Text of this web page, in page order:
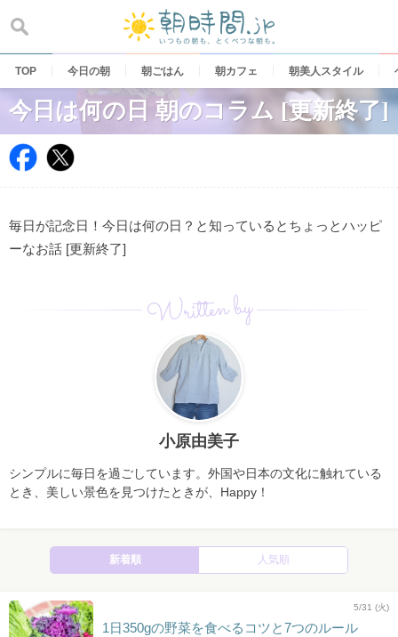
content
TOP 今日の朝 朝ごはん 朝カフェ 朝美人スタイル
今日は何の日 朝のコラム [更新終了]
毎日が記念日！今日は何の日？と知っているとちょっとハッピ
ーなお話 [更新終了]
Written by
小原由美子
シンプルに毎日を過ごしています。外国や日本の文化に触れている
とき、美しい景色を見つけたときが、Happy！
新着順 人気順
5/31 (火)
1日350gの野菜を食べるコツと7つのルール